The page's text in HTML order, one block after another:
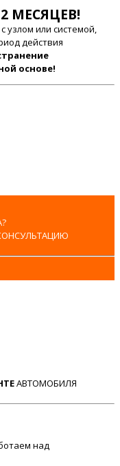
МЕСЯЦЕВ!
узлом или системой,
действия
основе!
АВТОМОБИЛЯ
над